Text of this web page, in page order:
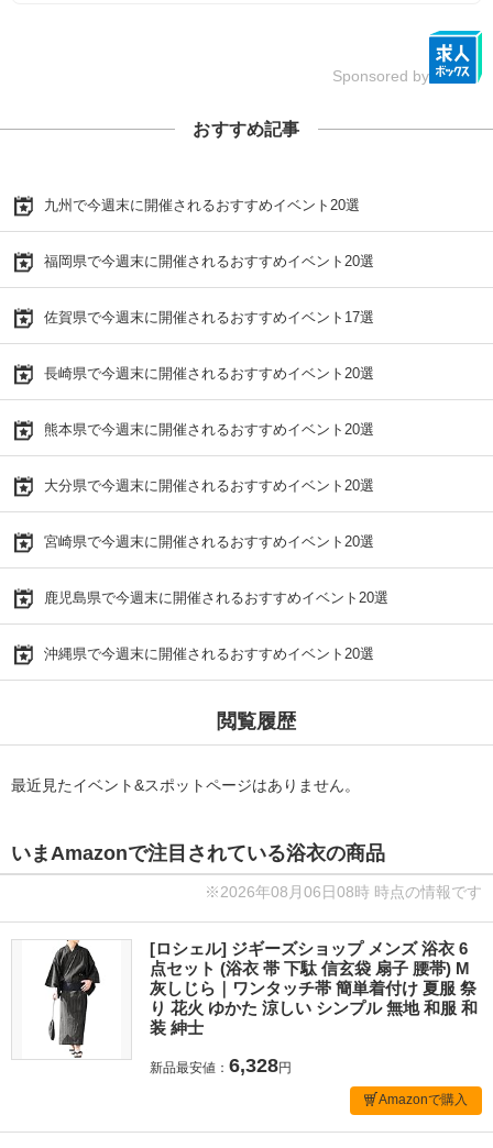
Sponsored by
おすすめ記事
九州で今週末に開催されるおすすめイベント20選
福岡県で今週末に開催されるおすすめイベント20選
佐賀県で今週末に開催されるおすすめイベント17選
長崎県で今週末に開催されるおすすめイベント20選
熊本県で今週末に開催されるおすすめイベント20選
大分県で今週末に開催されるおすすめイベント20選
宮崎県で今週末に開催されるおすすめイベント20選
鹿児島県で今週末に開催されるおすすめイベント20選
沖縄県で今週末に開催されるおすすめイベント20選
閲覧履歴
最近見たイベント&スポットページはありません。
いまAmazonで注目されている浴衣の商品
※2026年08月06日08時 時点の情報です
[ロシェル] ジギーズショップ メンズ 浴衣 6
点セット (浴衣 帯 下駄 信玄袋 扇子 腰帯) M
灰しじら｜ワンタッチ帯 簡単着付け 夏服 祭
り 花火 ゆかた 涼しい シンプル 無地 和服 和
装 紳士
新品最安値： 6,328円
Amazonで購入